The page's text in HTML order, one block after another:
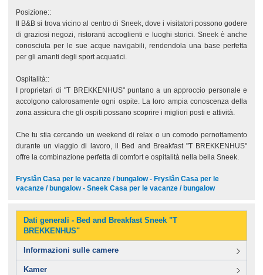
Posizione::
Il B&B si trova vicino al centro di Sneek, dove i visitatori possono godere
di graziosi negozi, ristoranti accoglienti e luoghi storici. Sneek è anche
conosciuta per le sue acque navigabili, rendendola una base perfetta
per gli amanti degli sport acquatici.
Ospitalità::
I proprietari di "T BREKKENHUS" puntano a un approccio personale e
accolgono calorosamente ogni ospite. La loro ampia conoscenza della
zona assicura che gli ospiti possano scoprire i migliori posti e attività.
Che tu stia cercando un weekend di relax o un comodo pernottamento
durante un viaggio di lavoro, il Bed and Breakfast "T BREKKENHUS"
offre la combinazione perfetta di comfort e ospitalità nella bella Sneek.
Fryslân Casa per le vacanze / bungalow - Fryslân Casa per le
vacanze / bungalow - Sneek Casa per le vacanze / bungalow
Dati generali - Bed and Breakfast Sneek "T
BREKKENHUS"
Informazioni sulle camere
Kamer